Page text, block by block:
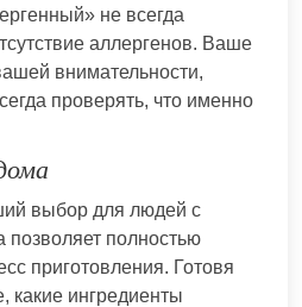
не всегда
аллергенов. Ваше
внимательности,
проверять, что именно
выбор для людей с
позволяет полностью
приготовления. Готовя
какие ингредиенты